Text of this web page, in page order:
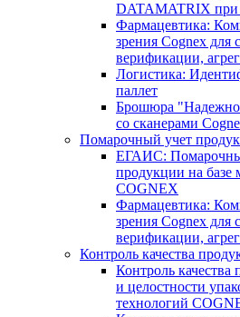
DATAMATRIX при
Фармацевтика:
зрения Cognex для
верификации,
Логистика:
паллет
Брошюра
со сканерами
Помарочный учет
ЕГАИС:
продукции на базе
COGNEX
Фармацевтика:
зрения Cognex для
верификации,
Контроль качества
Контроль качества
и целостности
технологий